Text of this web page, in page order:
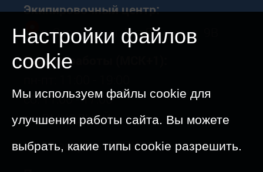
Экипировочный центр:
г. Саратов, ул. 5-я Дачная, д. 9В
График работы (МСК+1):
сб: 11:00 - 17:00
вс: ВЫХОДНОЙ
09-23 августа: ОТПУСК
Настройки файлов
cookie
Мы используем файлы cookie для
улучшения работы сайта. Вы можете
выбрать, какие типы cookie разрешить.